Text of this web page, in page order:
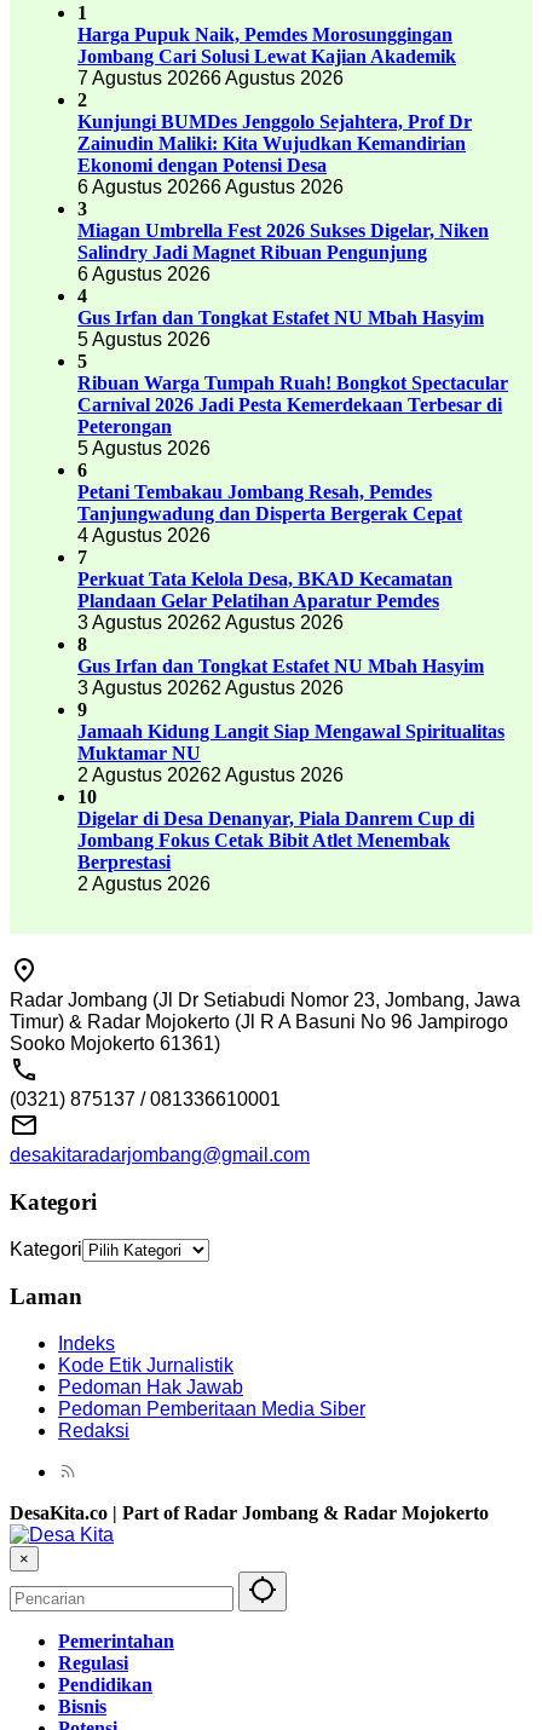
1
Harga Pupuk Naik, Pemdes Morosunggingan
Jombang Cari Solusi Lewat Kajian Akademik
7 Agustus 20266 Agustus 2026
2
Kunjungi BUMDes Jenggolo Sejahtera, Prof Dr
Zainudin Maliki: Kita Wujudkan Kemandirian
Ekonomi dengan Potensi Desa
6 Agustus 20266 Agustus 2026
3
Miagan Umbrella Fest 2026 Sukses Digelar, Niken
Salindry Jadi Magnet Ribuan Pengunjung
6 Agustus 2026
4
Gus Irfan dan Tongkat Estafet NU Mbah Hasyim
5 Agustus 2026
5
Ribuan Warga Tumpah Ruah! Bongkot Spectacular
Carnival 2026 Jadi Pesta Kemerdekaan Terbesar di
Peterongan
5 Agustus 2026
6
Petani Tembakau Jombang Resah, Pemdes
Tanjungwadung dan Disperta Bergerak Cepat
4 Agustus 2026
7
Perkuat Tata Kelola Desa, BKAD Kecamatan
Plandaan Gelar Pelatihan Aparatur Pemdes
3 Agustus 20262 Agustus 2026
8
Gus Irfan dan Tongkat Estafet NU Mbah Hasyim
3 Agustus 20262 Agustus 2026
9
Jamaah Kidung Langit Siap Mengawal Spiritualitas
Muktamar NU
2 Agustus 20262 Agustus 2026
10
Digelar di Desa Denanyar, Piala Danrem Cup di
Jombang Fokus Cetak Bibit Atlet Menembak
Berprestasi
2 Agustus 2026
Radar Jombang (Jl Dr Setiabudi Nomor 23, Jombang, Jawa
Timur) & Radar Mojokerto (Jl R A Basuni No 96 Jampirogo
Sooko Mojokerto 61361)
(0321) 875137 / 081336610001
desakitaradarjombang@gmail.com
Kategori
Kategori
Laman
Indeks
Kode Etik Jurnalistik
Pedoman Hak Jawab
Pedoman Pemberitaan Media Siber
Redaksi
DesaKita.co | Part of Radar Jombang & Radar Mojokerto
×
Pemerintahan
Regulasi
Pendidikan
Bisnis